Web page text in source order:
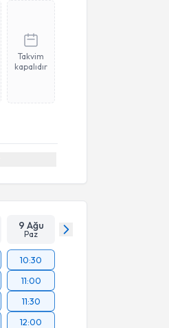
Takvim
kapalıdır
9 Ağu
Paz
10:30
11:00
11:30
12:00